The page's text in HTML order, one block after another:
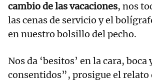
cambio de las vacaciones, nos
las cenas de servicio y el
en nuestro bolsillo del pecho.
Nos da ‘besitos’ en la cara, boca
consentidos”, prosigue el relato